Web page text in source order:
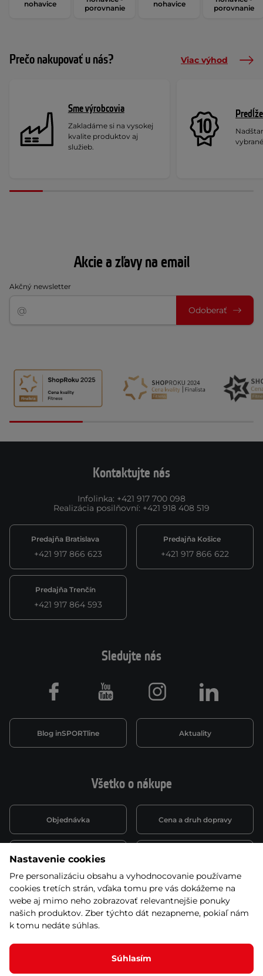
nohavice
porovnanie
nohavice
porovnanie
Prečo nakupovať u nás? Viac výhod
Sme výrobcovia
Zakladáme si na vysokej
kvalite produktov aj
služieb.
Akcie a zľavy na email
Akčný newsletter
Odoberať
Kontaktujte nás
Infolinka: +421 917 700 098
Realizácia posilňovní: +421 918 408 519
Predajňa Bratislava
+421 917 866 623
Predajňa Košice
+421 917 866 622
Predajňa Trenčín
+421 917 864 593
Všetko o nákupe
Objednávka Cena a druh dopravy
Spôsob platby
Montáž a servis Reklamácie a záruka
Kariéra
Sledujte nás
Blog inSPORTline Aktuality
Facebook Youtube Instagram LinkedIn
Nastavenie cookies
Pre personalizáciu obsahu a vyhodnocovanie používame
cookies tretích strán, vďaka tomu pre vás dokážeme na
webe aj mimo neho zobrazovať relevantnejšie ponuky
našich produktov. Zber týchto dát nezapneme, pokiaľ nám
k tomu nedáte súhlas.
Súhlasím